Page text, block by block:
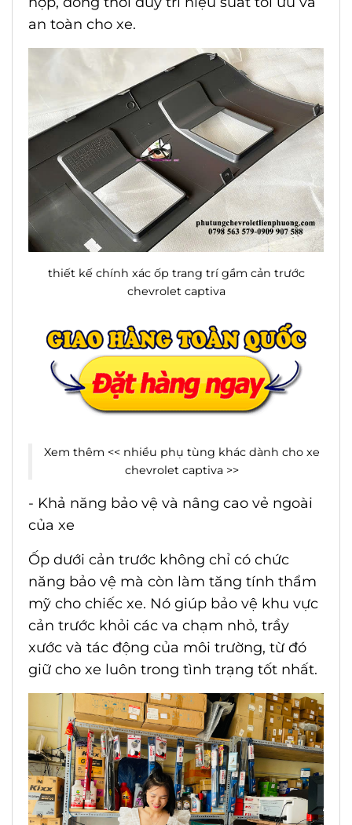
an toàn cho xe.
thiết kế chính xác ốp trang trí gầm cản trước
chevrolet captiva
Xem thêm << nhiều phụ tùng khác dành cho xe
chevrolet captiva >>
- Khả năng bảo vệ và nâng cao vẻ ngoài
của xe
Ốp dưới cản trước không chỉ có chức
năng bảo vệ mà còn làm tăng tính thẩm
mỹ cho chiếc xe. Nó giúp bảo vệ khu vực
cản trước khỏi các va chạm nhỏ, trầy
xước và tác động của môi trường, từ đó
giữ cho xe luôn trong tình trạng tốt nhất.